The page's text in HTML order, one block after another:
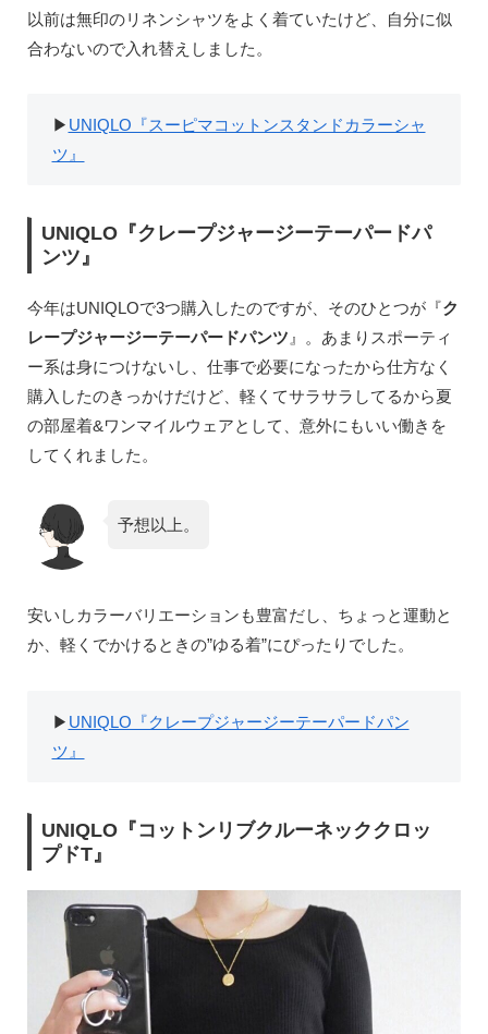
以前は無印のリネンシャツをよく着ていたけど、自分に似
合わないので入れ替えしました。
▶︎ UNIQLO『スーピマコットンスタンドカラーシャ
ツ』
UNIQLO『クレープジャージーテーパードパ
ンツ』
今年はUNIQLOで3つ購入したのですが、そのひとつが『ク
レープジャージーテーパードパンツ 』。あまりスポーティ
ー系は身につけないし、仕事で必要になったから仕方なく
購入したのきっかけだけど、軽くてサラサラしてるから夏
の部屋着&ワンマイルウェアとして、意外にもいい働きを
してくれました。
予想以上。
安いしカラーバリエーションも豊富だし、ちょっと運動と
か、軽くでかけるときの”ゆる着”にぴったりでした。
▶︎ UNIQLO『クレープジャージーテーパードパン
ツ』
UNIQLO『コットンリブクルーネッククロッ
プドT』